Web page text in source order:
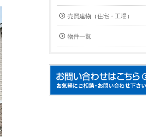
売買建物（住宅・工場）
物件一覧